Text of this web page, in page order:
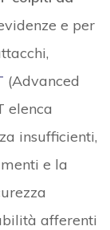
e per
(Advanced
elenca
insufficienti,
e la
afferenti